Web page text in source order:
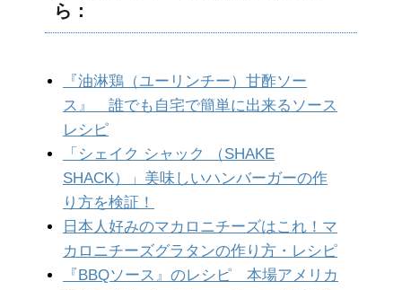
ら：
『油淋鶏（ユーリンチー）甘酢ソー
ス』 誰でも自宅で簡単に出来るソース
レシピ
「シェイク シャック （SHAKE
SHACK）」美味しいハンバーガーの作
り方を検証！
日本人好みのマカロニチーズはこれ！マ
カロニチーズグラタンの作り方・レシピ
『BBQソース』のレシピ 本場アメリカ